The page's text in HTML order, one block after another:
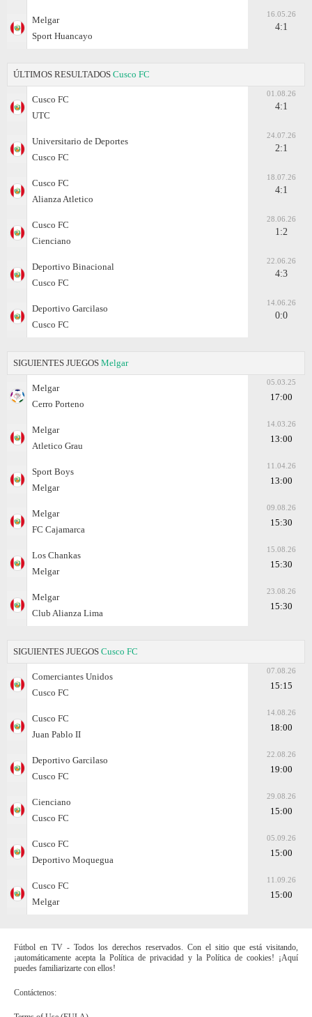
Melgar
Sport Huancayo
16.05.26
4:1
ÚLTIMOS RESULTADOS Cusco FC
Cusco FC
UTC
01.08.26
4:1
Universitario de Deportes
Cusco FC
24.07.26
2:1
Cusco FC
Alianza Atletico
18.07.26
4:1
Cusco FC
Cienciano
28.06.26
1:2
Deportivo Binacional
Cusco FC
22.06.26
4:3
Deportivo Garcilaso
Cusco FC
14.06.26
0:0
SIGUIENTES JUEGOS Melgar
Melgar
Cerro Porteno
05.03.25
17:00
Melgar
Atletico Grau
14.03.26
13:00
Sport Boys
Melgar
11.04.26
13:00
Melgar
FC Cajamarca
09.08.26
15:30
Los Chankas
Melgar
15.08.26
15:30
Melgar
Club Alianza Lima
23.08.26
15:30
SIGUIENTES JUEGOS Cusco FC
Comerciantes Unidos
Cusco FC
07.08.26
15:15
Cusco FC
Juan Pablo II
14.08.26
18:00
Deportivo Garcilaso
Cusco FC
22.08.26
19:00
Cienciano
Cusco FC
29.08.26
15:00
Cusco FC
Deportivo Moquegua
05.09.26
15:00
Cusco FC
Melgar
11.09.26
15:00
Fútbol en TV - Todos los derechos reservados. Con el sitio que está visitando,
¡automáticamente acepta la Política de privacidad y la Política de cookies! ¡Aquí
puedes familiarizarte con ellos!
Contáctenos: